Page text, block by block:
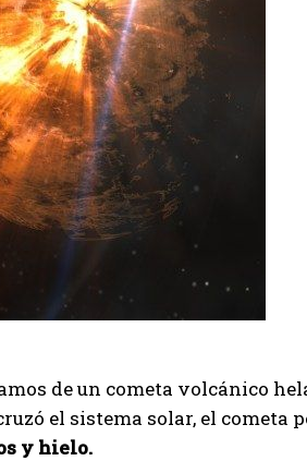
de un cometa volcánico
el sistema solar, el cometa
y hielo.